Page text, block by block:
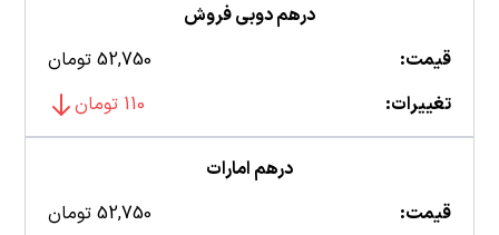
درهم دوبی فروش
قیمت:
52,750 تومان
تغییرات:
110 تومان
درهم امارات
قیمت:
52,750 تومان